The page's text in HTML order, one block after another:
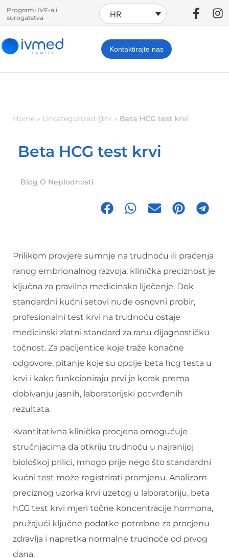
Programi IVF-a i
surogatstva
HR
Kontaktirajte nas
Home » Uncategorized @hr » Beta HCG test krvi
Beta HCG test krvi
Blog O Neplodnosti
Prilikom provjere sumnje na trudnoću ili praćenja
ranog embrionalnog razvoja, klinička preciznost je
ključna za pravilno medicinsko liječenje. Dok
standardni kućni setovi nude osnovni probir,
profesionalni test krvi na trudnoću ostaje
medicinski zlatni standard za ranu dijagnostičku
točnost. Za pacijentice koje traže konačne
odgovore, pitanje koje su opcije beta hcg testa u
krvi i kako funkcioniraju prvi je korak prema
dobivanju jasnih, laboratorijski potvrđenih
rezultata.
Kvantitativna klinička procjena omogućuje
stručnjacima da otkriju trudnoću u najranijoj
biološkoj prilici, mnogo prije nego što standardni
kućni test može registrirati promjenu. Analizom
preciznog uzorka krvi uzetog u laboratoriju, beta
hCG test krvi mjeri točne koncentracije hormona,
pružajući ključne podatke potrebne za procjenu
zdravlja i napretka normalne trudnoće od prvog
dana.